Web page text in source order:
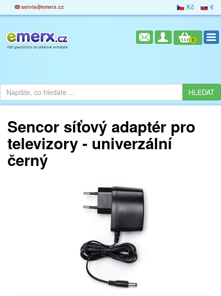
servis@emerx.cz Kč €
0
Sencor síťový adaptér pro
televizory - univerzální
černý